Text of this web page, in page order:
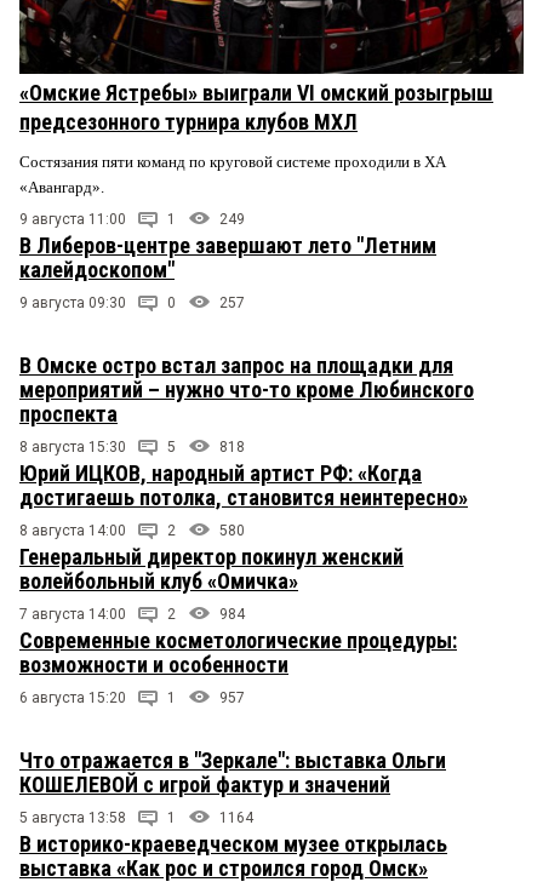
«Омские Ястребы» выиграли VI омский розыгрыш
предсезонного турнира клубов МХЛ
Состязания пяти команд по круговой системе проходили в ХА
«Авангард».
9 августа 11:00 1 249
В Либеров-центре завершают лето "Летним
калейдоскопом"
9 августа 09:30 0 257
В Омске остро встал запрос на площадки для
мероприятий – нужно что-то кроме Любинского
проспекта
8 августа 15:30 5 818
Юрий ИЦКОВ, народный артист РФ: «Когда
достигаешь потолка, становится неинтересно»
8 августа 14:00 2 580
Генеральный директор покинул женский
волейбольный клуб «Омичка»
7 августа 14:00 2 984
Современные косметологические процедуры:
возможности и особенности
6 августа 15:20 1 957
Что отражается в "Зеркале": выставка Ольги
КОШЕЛЕВОЙ с игрой фактур и значений
5 августа 13:58 1 1164
В историко-краеведческом музее открылась
выставка «Как рос и строился город Омск»